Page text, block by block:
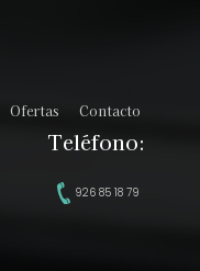
Ofertas Contacto
Teléfono:
926 85 18 79